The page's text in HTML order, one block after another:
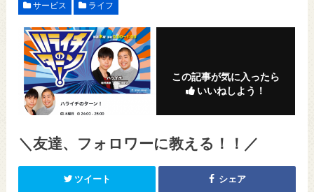
サービス ライフ
この記事が気に入ったら
いいねしよう！
＼友達、フォロワーに教える！！／
ツイート シェア